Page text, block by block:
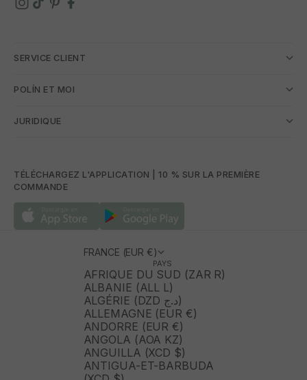
SERVICE CLIENT
POLÍN ET MOI
JURIDIQUE
TÉLÉCHARGEZ L'APPLICATION | 10 % SUR LA PREMIÈRE
COMMANDE
FRANCE (EUR €)
PAYS
AFRIQUE DU SUD (ZAR R)
ALBANIE (ALL L)
ALGÉRIE (DZD د.ج)
ALLEMAGNE (EUR €)
ANDORRE (EUR €)
ANGOLA (AOA KZ)
ANGUILLA (XCD $)
ANTIGUA-ET-BARBUDA